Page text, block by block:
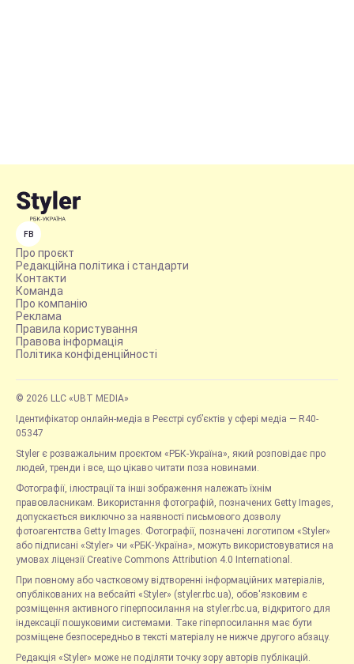
FB
Про проєкт
Редакційна політика і стандарти
Контакти
Команда
Про компанію
Реклама
Правила користування
Правова інформація
Політика конфіденційності
© 2026 LLC «UBT MEDIA»
Ідентифікатор онлайн-медіа в Реєстрі суб’єктів у сфері медіа — R40-
05347
Styler є розважальним проєктом «РБК-Україна», який розповідає про
людей, тренди і все, що цікаво читати поза новинами.
Фотографії, ілюстрації та інші зображення належать їхнім
правовласникам. Використання фотографій, позначених Getty Images,
допускається виключно за наявності письмового дозволу
фотоагентства Getty Images. Фотографії, позначені логотипом «Styler»
або підписані «Styler» чи «РБК-Україна», можуть використовуватися на
умовах ліцензії Creative Commons Attribution 4.0 International.
При повному або частковому відтворенні інформаційних матеріалів,
опублікованих на вебсайті «Styler» (styler.rbc.ua), обов'язковим є
розміщення активного гіперпосилання на styler.rbc.ua, відкритого для
індексації пошуковими системами. Таке гіперпосилання має бути
розміщене безпосередньо в тексті матеріалу не нижче другого абзацу.
Редакція «Styler» може не поділяти точку зору авторів публікацій.